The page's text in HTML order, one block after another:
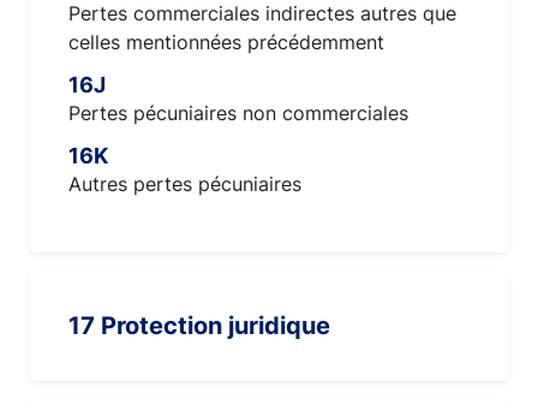
Pertes commerciales indirectes autres que
celles mentionnées précédemment
16J
Pertes pécuniaires non commerciales
16K
Autres pertes pécuniaires
17 Protection juridique